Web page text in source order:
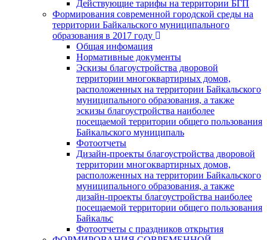
Действующие тарифы на территории БГП
Формирования современной городской среды на
территории Байкальского муниципального
образования в 2017 году
Общая инфомация
Нормативные документы
Эскизы благоустройства дворовой
территории многоквартирных домов,
расположенных на территории Байкальского
муниципального образования, а также
эскизы благоустройства наиболее
посещаемой территории общего пользования
Байкальского муниципаль
Фотоотчеты
Дизайн-проекты благоустройства дворовой
территории многоквартирных домов,
расположенных на территории Байкальского
муниципального образования, а также
дизайн-проекты благоустройства наиболее
посещаемой территории общего пользования
Байкальс
Фотоотчеты с праздников открытия